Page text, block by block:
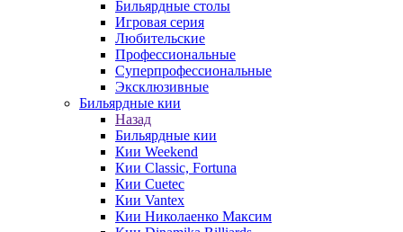
Бильярдные столы
Игровая серия
Любительские
Профессиональные
Суперпрофессиональные
Эксклюзивные
Бильярдные кии
Назад
Бильярдные кии
Кии Weekend
Кии Classic, Fortuna
Кии Cuetec
Кии Vantex
Кии Николаенко Максим